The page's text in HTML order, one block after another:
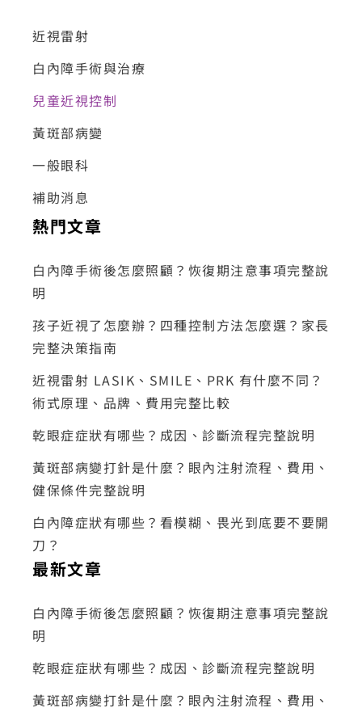
近視雷射
白內障手術與治療
兒童近視控制
黃斑部病變
一般眼科
補助消息
熱門文章
白內障手術後怎麼照顧？恢復期注意事項完整說
明
孩子近視了怎麼辦？四種控制方法怎麼選？家長
完整決策指南
近視雷射 LASIK、SMILE、PRK 有什麼不同？
術式原理、品牌、費用完整比較
乾眼症症狀有哪些？成因、診斷流程完整說明
黃斑部病變打針是什麼？眼內注射流程、費用、
健保條件完整說明
白內障症狀有哪些？看模糊、畏光到底要不要開
刀？
最新文章
白內障手術後怎麼照顧？恢復期注意事項完整說
明
乾眼症症狀有哪些？成因、診斷流程完整說明
黃斑部病變打針是什麼？眼內注射流程、費用、